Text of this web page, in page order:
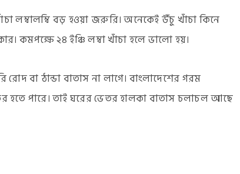
লম্বালম্বি বড় হওয়া জরুরি। অনেকেই উঁচু খাঁচা কিনে
কমপক্ষে ২৪ ইঞ্চি লম্বা খাঁচা হলে ভালো হয়।
বা ঠান্ডা বাতাস না লাগে। বাংলাদেশের গরম
পারে। তাই ঘরের ভেতর হালকা বাতাস চলাচল আছে